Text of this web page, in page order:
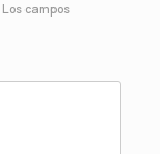
Los campos